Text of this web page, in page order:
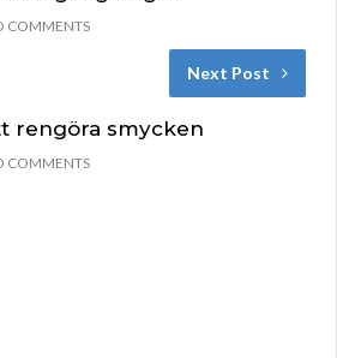
COMMENTS
Next Post
rengöra smycken
COMMENTS